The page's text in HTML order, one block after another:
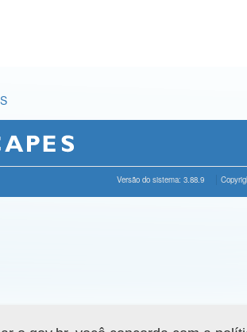
Versão do sistema: 3.88.9